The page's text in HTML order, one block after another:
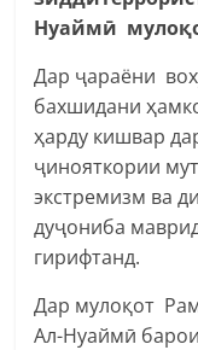
Нуаймӣ
Дар ҷараёни
бахшидани
ҳарду кишвар
ҷинояткории
экстремизм ва
дуҷониба
гирифтанд.
Дар мулоқот
Ал-Нуаймӣ